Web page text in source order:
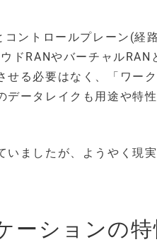
ントロールプレーン(経
ドRANやバーチャルRAN
る必要はなく、「ワー
ータレイクも用途や特
ましたが、ようやく現
ーションの